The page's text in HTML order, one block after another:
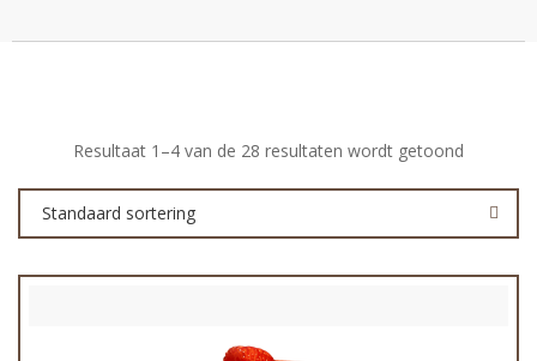
Resultaat 1–4 van de 28 resultaten wordt getoond
Standaard sortering